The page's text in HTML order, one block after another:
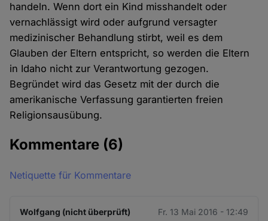
handeln. Wenn dort ein Kind misshandelt oder
vernachlässigt wird oder aufgrund versagter
medizinischer Behandlung stirbt, weil es dem
Glauben der Eltern entspricht, so werden die Eltern
in Idaho nicht zur Verantwortung gezogen.
Begründet wird das Gesetz mit der durch die
amerikanische Verfassung garantierten freien
Religionsausübung.
Kommentare (6)
Netiquette für Kommentare
Wolfgang (nicht überprüft) Fr. 13 Mai 2016 - 12:49